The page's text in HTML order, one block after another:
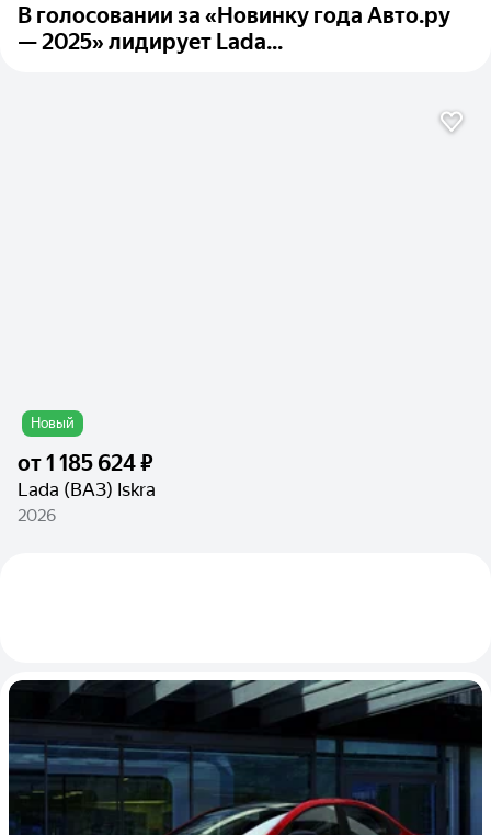
В голосовании за «Новинку года Авто.ру
— 2025» лидирует Lada...
Новый
от1 185 624 ₽
Lada (ВАЗ) Iskra
2026